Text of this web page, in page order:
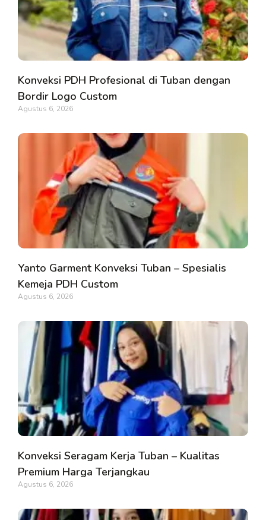
Konveksi PDH Profesional di Tuban dengan
Bordir Logo Custom
Agustus 6, 2026
Yanto Garment Konveksi Tuban – Spesialis
Kemeja PDH Custom
Agustus 6, 2026
Konveksi Seragam Kerja Tuban – Kualitas
Premium Harga Terjangkau
Agustus 6, 2026